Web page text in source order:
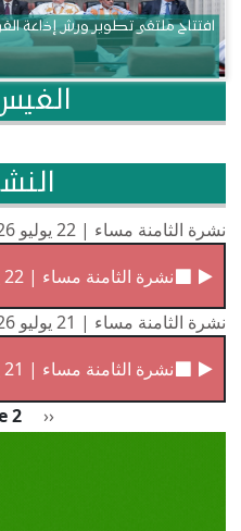
افتتاح ملتقى تطوير ورش إذاعة
نشرة الثامنة مساء | 22 يوليو 2026
نشرة الثامنة مساء | 22 يوليو 2026
نشرة الثامنة مساء | 21 يوليو 2026
نشرة الثامنة مساء | 21 يوليو 2026
page
‹‹
2